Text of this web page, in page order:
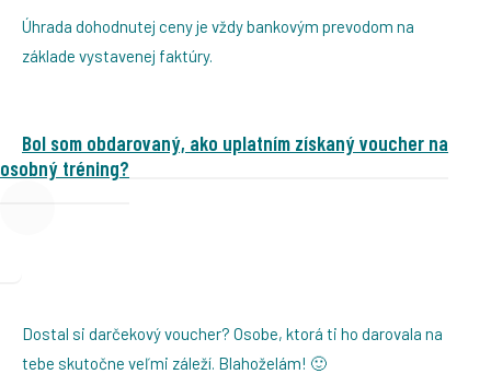
Úhrada dohodnutej ceny je vždy bankovým prevodom na
základe vystavenej faktúry.
Bol som obdarovaný, ako uplatním získaný voucher na
osobný tréning?
Dostal si darčekový voucher? Osobe, ktorá ti ho darovala na
tebe skutočne veľmi záleží. Blahoželám! 🙂